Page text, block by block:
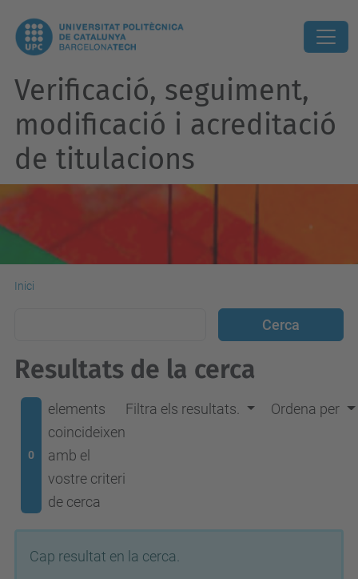
Verificació, seguiment,
modificació i acreditació
de titulacions
Inici
Resultats de la cerca
0
elements
coincideixen
amb el
vostre criteri
de cerca
Filtra els resultats. Ordena per
Cap resultat en la cerca.